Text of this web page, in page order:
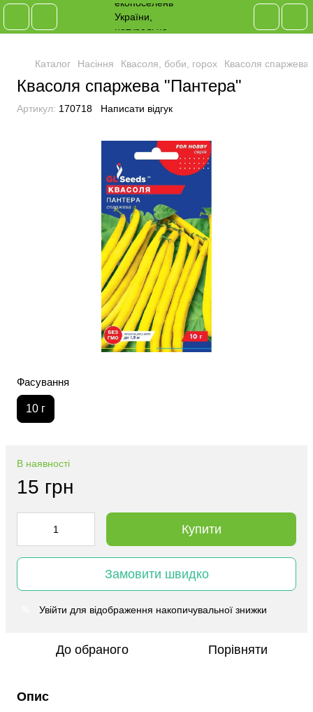
Каталог Насіння Квасоля, боби, горох Квасоля спаржева
Квасоля спаржева "Пантера"
Артикул: 170718 Написати відгук
Фасування
10 г
В наявності
15 грн
Купити
Замовити швидко
Увійти для відображення накопичувальної знижки
До обраного Порівняти
Опис